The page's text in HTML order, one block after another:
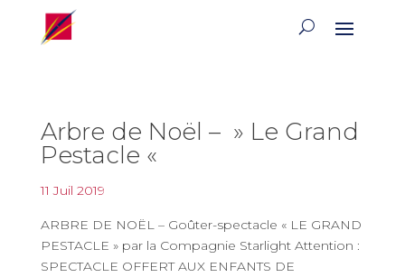
Arbre de Noël – » Le Grand
Pestacle «
11 Juil 2019
ARBRE DE NOËL – Goûter-spectacle « LE GRAND
PESTACLE » par la Compagnie Starlight Attention :
SPECTACLE OFFERT AUX ENFANTS DE